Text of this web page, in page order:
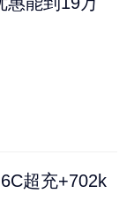
超充+702k